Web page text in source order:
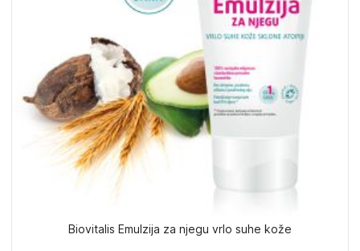
Biovitalis Emulzija za njegu vrlo suhe kože